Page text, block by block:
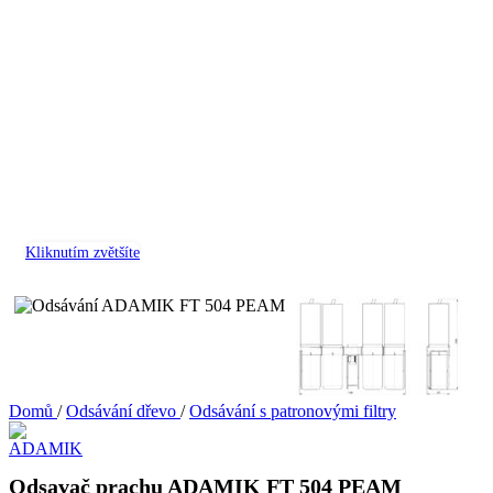
Kliknutím zvětšíte
Domů / Odsávání dřevo / Odsávání s patronovými filtry
Odsavač prachu ADAMIK FT 504 PEAM